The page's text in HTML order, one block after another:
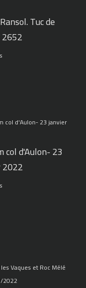
Tuc de
col d'Aulon- 23